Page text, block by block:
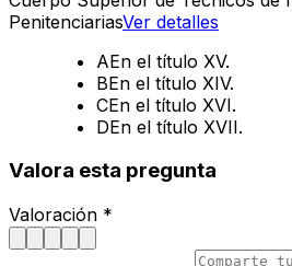
PenitenciariasVer detalles
AEn el título XV.
BEn el título XIV.
CEn el título XVI.
DEn el título XVII.
Valora esta pregunta
Valoración *